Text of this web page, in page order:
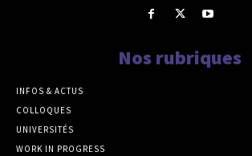
Nos rubriques
INFOS & ACTUS
COLLOQUES
UNIVERSITÉS
WORK IN PROGRESS